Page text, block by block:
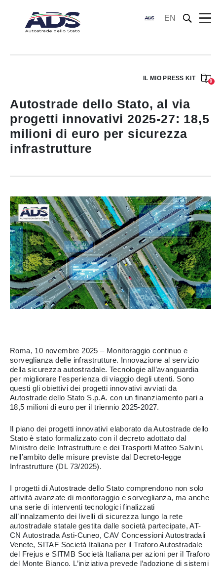
EN
IL MIO PRESS KIT 0
Autostrade dello Stato, al via
progetti innovativi 2025-27: 18,5
milioni di euro per sicurezza
infrastrutture
Roma, 10 novembre 2025 – Monitoraggio continuo e
sorveglianza delle infrastrutture. Innovazione al servizio
della sicurezza autostradale. Tecnologie all’avanguardia
per migliorare l’esperienza di viaggio degli utenti. Sono
questi gli obiettivi dei progetti innovativi avviati da
Autostrade dello Stato S.p.A. con un finanziamento pari a
18,5 milioni di euro per il triennio 2025-2027.
Il piano dei progetti innovativi elaborato da Autostrade dello
Stato è stato formalizzato con il decreto adottato dal
Ministro delle Infrastrutture e dei Trasporti Matteo Salvini,
nell’ambito delle misure previste dal Decreto-legge
Infrastrutture (DL 73/2025).
I progetti di Autostrade dello Stato comprendono non solo
attività avanzate di monitoraggio e sorveglianza, ma anche
una serie di interventi tecnologici finalizzati
all’innalzamento dei livelli di sicurezza lungo la rete
autostradale statale gestita dalle società partecipate, AT-
CN Autostrada Asti-Cuneo, CAV Concessioni Autostradali
Venete, SITAF Società Italiana per il Traforo Autostradale
del Frejus e SITMB Società Italiana per azioni per il Traforo
del Monte Bianco. L’iniziativa prevede l’adozione di sistemi